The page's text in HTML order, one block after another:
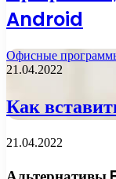
Android
Офисные
21.04.2022
Как
21.04.2022